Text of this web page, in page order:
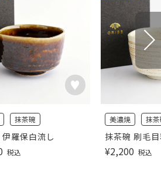
羅保白流し
抹茶碗
税込
抹茶碗 刷毛
美濃焼 抹
¥2,200 税込